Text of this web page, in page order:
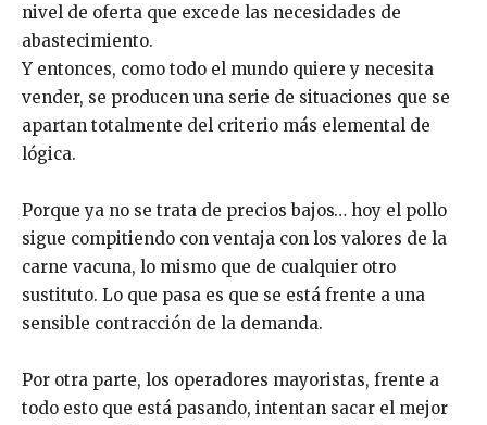
nivel de oferta que excede las necesidades de
abastecimiento.
Y entonces, como todo el mundo quiere y necesita
vender, se producen una serie de situaciones que se
apartan totalmente del criterio más elemental de
lógica.
Porque ya no se trata de precios bajos… hoy el pollo
sigue compitiendo con ventaja con los valores de la
carne vacuna, lo mismo que de cualquier otro
sustituto. Lo que pasa es que se está frente a una
sensible contracción de la demanda.
Por otra parte, los operadores mayoristas, frente a
todo esto que está pasando, intentan sacar el mejor